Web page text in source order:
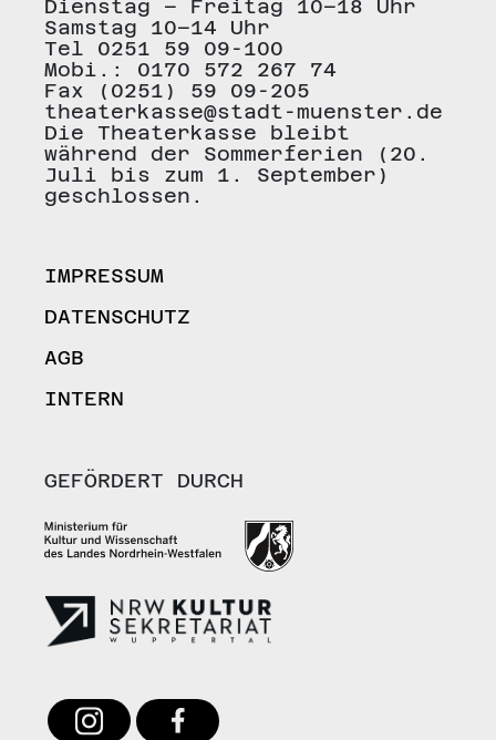
Dienstag – Freitag 10–18 Uhr
Samstag 10–14 Uhr
Tel 0251 59 09-100
Mobi.: 0170 572 267 74
Fax (0251) 59 09-205
theaterkasse@stadt-muenster.de
Die Theaterkasse bleibt
während der Sommerferien (20.
Juli bis zum 1. September)
geschlossen.
IMPRESSUM
DATENSCHUTZ
AGB
INTERN
GEFÖRDERT DURCH